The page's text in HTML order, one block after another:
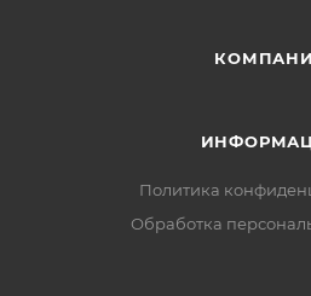
Политика
Обработка